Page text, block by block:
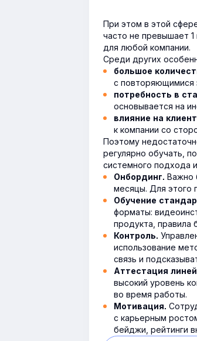
При этом в этой
часто не превышает
для любой компании.
Среди других
большое
с повторяющимися
потребность в
основывается на
влияние на
к компании со
Поэтому
регулярно обучать,
системного подхода
Онбординг. Важно
месяцы. Для этого
Обучение
форматы:
продукта, правила
Контроль.
использование
связь и
Аттестация
высокий уровень
во время работы.
Мотивация.
с карьерным
бейджи, рейтинги